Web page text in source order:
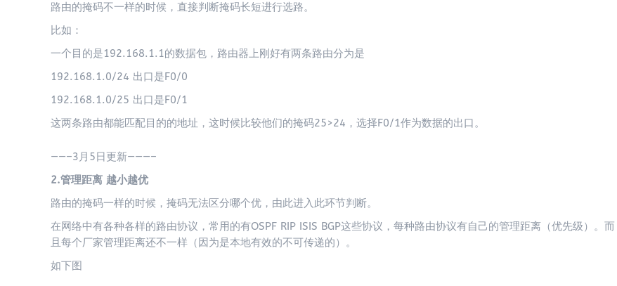
路由的掩码不一样的时候，直接判断掩码长短进行选路。
比如：
一个目的是192.168.1.1的数据包，路由器上刚好有两条路由分为是
192.168.1.0/24 出口是F0/0
192.168.1.0/25 出口是F0/1
这两条路由都能匹配目的的地址，这时候比较他们的掩码25>24，选择F0/1作为数据的出口。
——–3月5日更新———–
2.管理距离 越小越优
路由的掩码一样的时候，掩码无法区分哪个优，由此进入此环节判断。
在网络中有各种各样的路由协议，常用的有OSPF RIP ISIS BGP这些协议，每种路由协议有自己的管理距离（优先级）。而
且每个厂家管理距离还不一样（因为是本地有效的不可传递的）。
如下图